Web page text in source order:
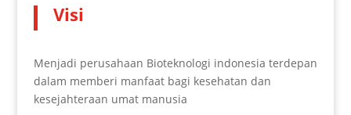
Visi
Menjadi perusahaan Bioteknologi indonesia terdepan
dalam memberi manfaat bagi kesehatan dan
kesejahteraan umat manusia